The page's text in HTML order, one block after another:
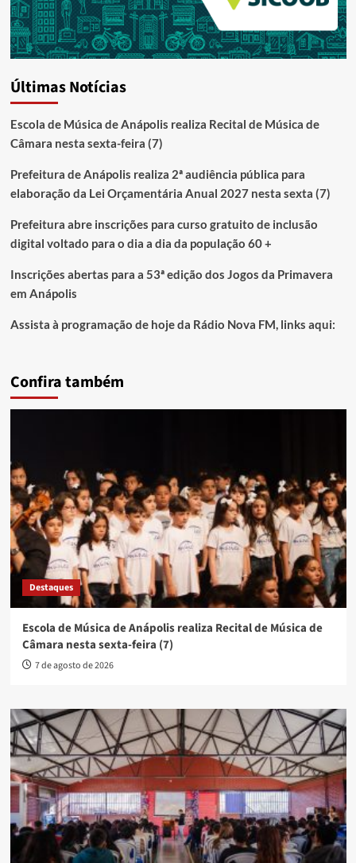
Últimas Notícias
Escola de Música de Anápolis realiza Recital de Música de
Câmara nesta sexta-feira (7)
Prefeitura de Anápolis realiza 2ª audiência pública para
elaboração da Lei Orçamentária Anual 2027 nesta sexta (7)
Prefeitura abre inscrições para curso gratuito de inclusão
digital voltado para o dia a dia da população 60 +
Inscrições abertas para a 53ª edição dos Jogos da Primavera
em Anápolis
Assista à programação de hoje da Rádio Nova FM, links aqui:
Confira também
Destaques
Escola de Música de Anápolis realiza Recital de Música de
Câmara nesta sexta-feira (7)
7 de agosto de 2026